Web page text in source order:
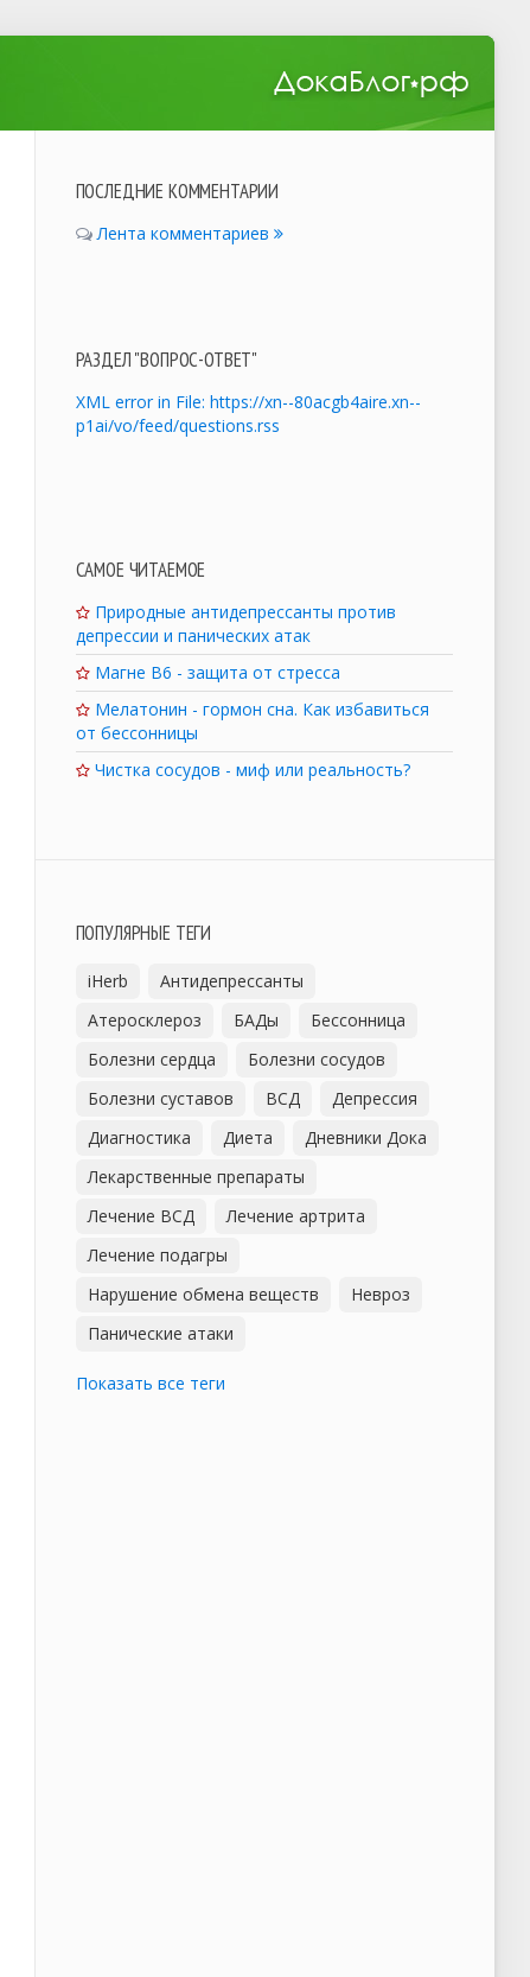
ПОСЛЕДНИЕ КОММЕНТАРИИ
Лента комментариев
РАЗДЕЛ "ВОПРОС-ОТВЕТ"
XML error in File: https://xn--80acgb4aire.xn--
p1ai/vo/feed/questions.rss
САМОЕ ЧИТАЕМОЕ
Природные антидепрессанты против
депрессии и панических атак
Магне B6 - защита от стресса
Мелатонин - гормон сна. Как избавиться
от бессонницы
Чистка сосудов - миф или реальность?
ПОПУЛЯРНЫЕ ТЕГИ
iHerb
Антидепрессанты
Атеросклероз
БАДы
Бессонница
Болезни сердца
Болезни сосудов
Болезни суставов
ВСД
Депрессия
Диагностика
Диета
Дневники Дока
Лекарственные препараты
Лечение ВСД
Лечение артрита
Лечение подагры
Нарушение обмена веществ
Невроз
Панические атаки
Показать все теги